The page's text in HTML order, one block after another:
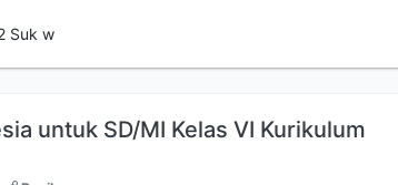
Suk w
untuk SD/MI Kelas VI Kurikulum